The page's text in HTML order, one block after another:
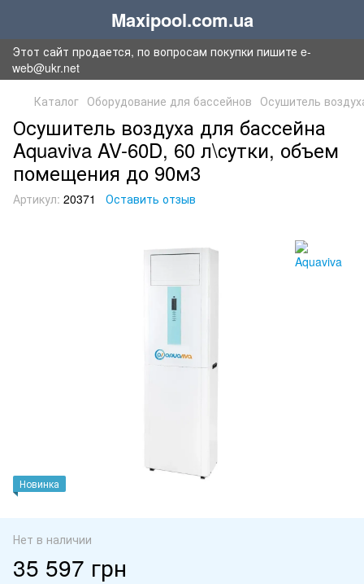
Maxipool.com.ua
Этот сайт продается, по вопросам покупки пишите e-
web@ukr.net
Каталог Оборудование для бассейнов Осушитель
Осушитель воздуха для бассейна
Aquaviva AV-60D, 60 л\cутки, объем
помещения до 90м3
Артикул: 20371 Оставить отзыв
Новинка
Нет в наличии
35 597 грн